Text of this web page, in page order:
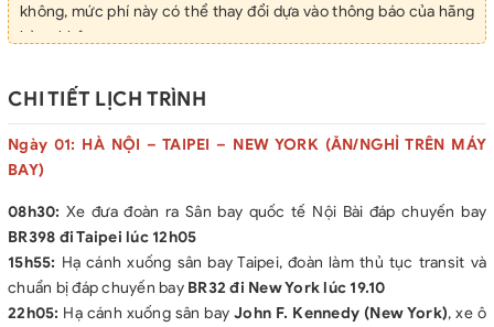
không, mức phí này có thể thay đổi dựa vào thông báo của hãng
hàng không
khách, Phòng ba sẽ được bố trí nếu số lượng khách lẻ hoặc
khách đồng ý đóng thêm tiền để ở phòng đơn. (Để đảm bảo giá
phòng không tăng và thuận tiện cho việc ăn uống, đa phần các
khách sạn đều cách xa trung tâm từ 10-25km, khách sạn tại Las
• Các bữa ăn theo chương trình: 25-30 USD/người/bữa các bữa
ăn sắp xếp đa dạng từ cơm Việt Nam, thịt bò Mỹ, Buffet Quốc tế,
Korean BBQ, …
• BỮA ĂN TÔM HÙM KIỂU MỸ ĐẶC BIỆT 45 USD/KHÁCH CHỈ
CÓ TẠI FLY USA
CHI TIẾT LỊCH TRÌNH
Ngày 01: HÀ NỘI – TAIPEI – NEW YORK (ĂN/NGHỈ TRÊN MÁY
BAY)
08h30:Xe đưa đoàn ra Sân bay quốc tế Nội Bài đáp chuyến bay
BR398 đi Taipei lúc 12h05
15h55: Hạ cánh xuống sân bay Taipei, đoàn làm thủ tục transit và
chuẩn bị đáp chuyến bay BR32 đi New York lúc 19.10
22h05: Hạ cánh xuống sân bayJohn F. Kennedy (New York), xe ô